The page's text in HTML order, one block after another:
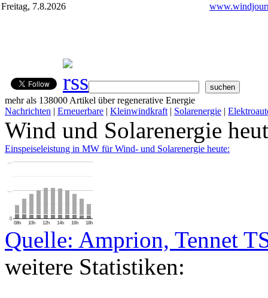
Freitag, 7.8.2026
mehr als 138000 Artikel über regenerative Energie
Nachrichten | Erneuerbare | Kleinwindkraft | Solarenergie |
Wind und Solarenergie
Einspeiseleistung in MW für Wind- und Solarenergie heute:
08h 10h 12h 14h 16h 18h
0
…
…
Quelle: Amprion, Tennet
weitere Statistiken: